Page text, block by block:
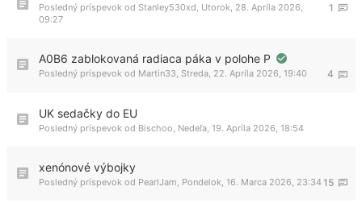
1
Posledný príspevok od Stanley530xd Utorok, 28. Apríla 2026,
09:27
A0B6 zablokovaná radiaca páka v polohe P
4
Posledný príspevok od Martin33, Streda, 22. Apríla 2026, 19:40
UK sedačky do EU
Posledný príspevok od Bischoo Nedeľa, 19. Apríla 2026, 18:54
xenónové výbojky
15
Posledný príspevok od PearlJam Pondelok, 16. Marca 2026, 23:34